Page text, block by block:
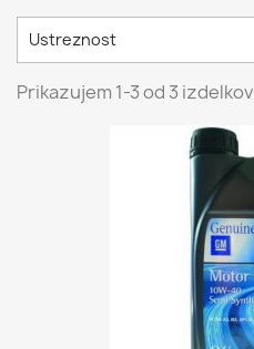
Ustreznost
Prikazujem 1-3 od 3 izdelkov